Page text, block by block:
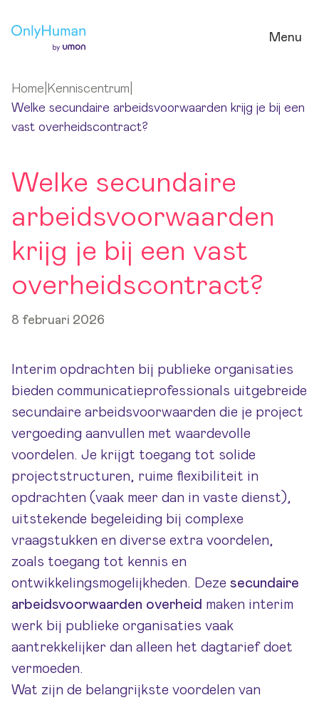
Menu
Home Kenniscentrum
Welke secundaire arbeidsvoorwaarden krijg je bij een
vast overheidscontract?
Welke secundaire
arbeidsvoorwaarden
krijg je bij een vast
overheidscontract?
8 februari 2026
Interim opdrachten bij publieke organisaties
bieden communicatieprofessionals uitgebreide
secundaire arbeidsvoorwaarden die je project
vergoeding aanvullen met waardevolle
voordelen. Je krijgt toegang tot solide
projectstructuren, ruime flexibiliteit in
opdrachten (vaak meer dan in vaste dienst),
uitstekende begeleiding bij complexe
vraagstukken en diverse extra voordelen,
zoals toegang tot kennis en
ontwikkelingsmogelijkheden. Deze secundaire
arbeidsvoorwaarden overheid maken interim
werk bij publieke organisaties vaak
aantrekkelijker dan alleen het dagtarief doet
vermoeden.
Wat zijn de belangrijkste voordelen van